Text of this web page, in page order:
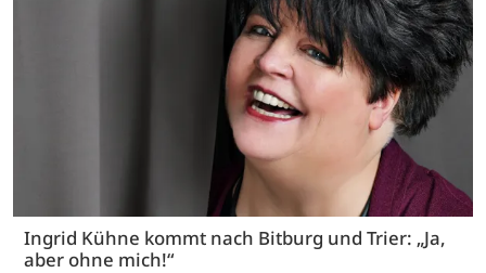
Ingrid Kühne kommt nach Bitburg und Trier: „Ja,
aber ohne mich!“